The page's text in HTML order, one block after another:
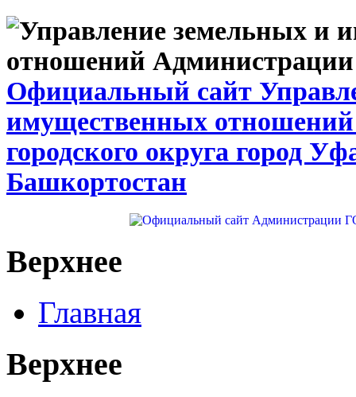
Официальный сайт
имущественных
городского округа город
Башкортостан
Верхнее
Главная
Верхнее